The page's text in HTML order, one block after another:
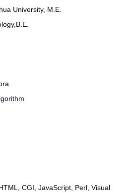
University, M.E.
CGI, JavaScript, Perl, Visual